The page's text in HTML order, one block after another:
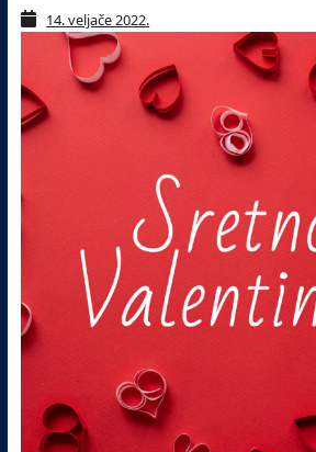
14. veljače 2022.